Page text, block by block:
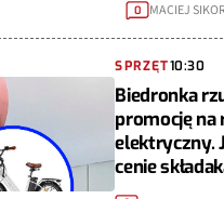
0 MACIEJ
SPRZĘT10:30
Biedronka
promocję na
elektryczny.
cenie